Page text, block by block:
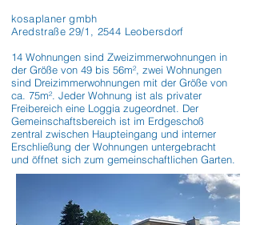
kosaplaner gmbh
Aredstraße 29/1, 2544 Leobersdorf
14 Wohnungen sind Zweizimmerwohnungen in
der Größe von 49 bis 56m², zwei Wohnungen
sind Dreizimmerwohnungen mit der Größe von
ca. 75m². Jeder Wohnung ist als privater
Freibereich eine Loggia zugeordnet. Der
Gemeinschaftsbereich ist im Erdgeschoß
zentral zwischen Haupteingang und interner
Erschließung der Wohnungen untergebracht
und öffnet sich zum gemeinschaftlichen Garten.